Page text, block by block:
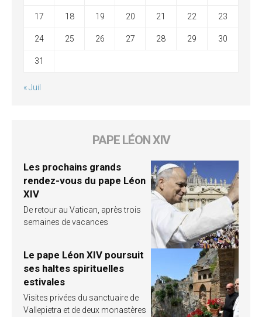
17 18 19 20 21 22 23
24 25 26 27 28 29 30
31
« Juil
PAPE LÉON XIV
Les prochains grands
rendez-vous du pape Léon
XIV
De retour au Vatican, après trois
semaines de vacances
Le pape Léon XIV poursuit
ses haltes spirituelles
estivales
Visites privées du sanctuaire de
Vallepietra et de deux monastères